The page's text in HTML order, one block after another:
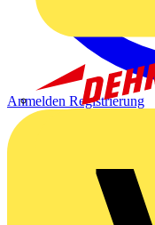
Anmelden Registrierung